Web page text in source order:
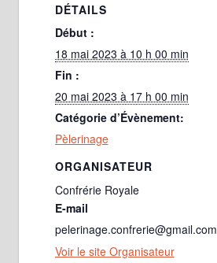
DÉTAILS
Début :
18 mai 2023 à 10 h 00 min
Fin :
20 mai 2023 à 17 h 00 min
Catégorie d’Évènement:
Pèlerinage
ORGANISATEUR
Confrérie Royale
E-mail
pelerinage.confrerie@gmail.com
Voir le site Organisateur